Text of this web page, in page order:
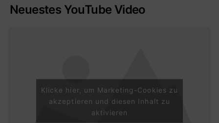
Neuestes YouTube Video
Klicke hier, um Marketing-Cookies zu
akzeptieren und diesen Inhalt zu
aktivieren